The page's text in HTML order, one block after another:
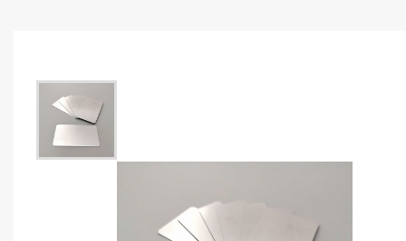
О магазине
Как купить